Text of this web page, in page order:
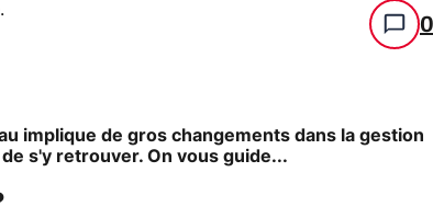
.
0
implique de gros changements dans la gestion
s'y retrouver. On vous guide...